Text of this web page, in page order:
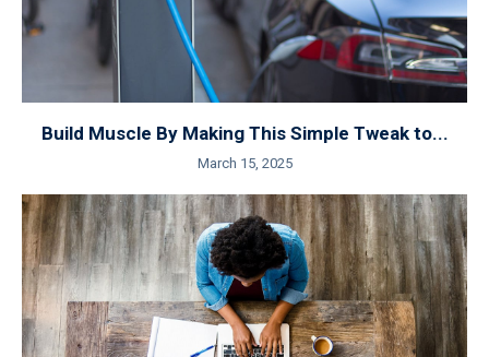
Build Muscle By Making This Simple Tweak to...
March 15, 2025